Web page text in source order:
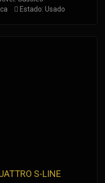
Estado: Usado
S-LINE